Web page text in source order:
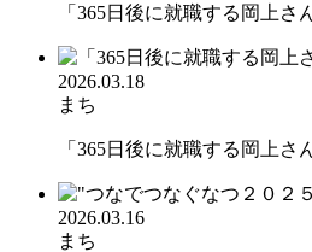
「365日後に就職する岡上
2026.03.18
まち
「365日後に就職する岡上
2026.03.16
まち